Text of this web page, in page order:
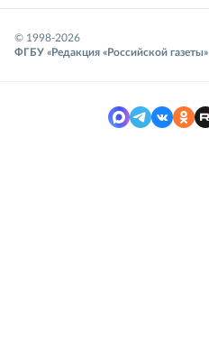
© 1998-2026
ФГБУ «Редакция «Российской газеты»